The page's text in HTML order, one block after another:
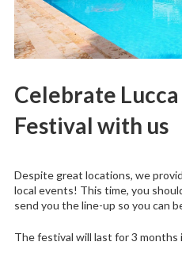
Celebrate
Festival with us
Despite great locations, we
local events! This time, you
send you the line-up so you can
The festival will last for 3 months